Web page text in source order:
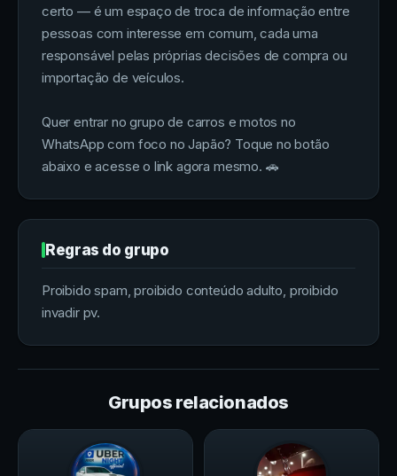
certo — é um espaço de troca de informação entre
pessoas com interesse em comum, cada uma
responsável pelas próprias decisões de compra ou
importação de veículos.
Quer entrar no grupo de carros e motos no
WhatsApp com foco no Japão? Toque no botão
abaixo e acesse o link agora mesmo. 🚗
Regras do grupo
Proibido spam, proibido conteúdo adulto, proibido
invadir pv.
Grupos relacionados